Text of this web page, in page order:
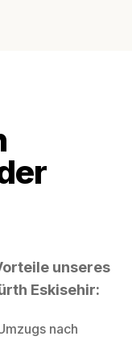
unseres
Eskisehir:
nach